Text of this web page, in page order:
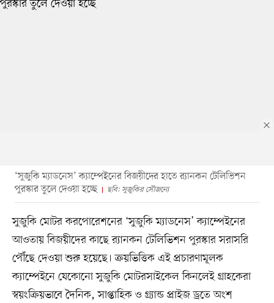
‘সুজুকি ম্যাডনেস’ ক্যাম্পেইনের বিজয়ীদের হাতে র‍্যানকন টেলিভিশন
পুরস্কার তুলে দেওয়া হচ্ছে
ছবি: সুজুকির সৌজন্যে
সুজুকি মোটর করপোরেশনের ‘সুজুকি ম্যাডনেস’ ক্যাম্পেইনের
আওতায় বিজয়ীদের কাছে র‍্যানকন টেলিভিশন পুরস্কার সরাসরি
পৌঁছে দেওয়া শুরু হয়েছে। ক্রয়ভিত্তিক এই প্রচারণামূলক
ক্যাম্পেইনে যেকোনো সুজুকি মোটরসাইকেল কিনলেই গ্রাহকেরা
স্বয়ংক্রিয়ভাবে দৈনিক, সাপ্তাহিক ও গ্র্যান্ড প্রাইজ ড্রতে অংশ